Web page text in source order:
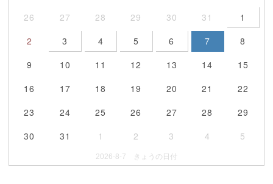
26 27 28 29 30 31
1
2
3 4 5 6 7
8
9
10 11 12 13 14
15
16
17 18 19 20 21
22
23
24 25 26 27 28
29
30
31 1 2 3 4 5
2026-8-7 きょうの日付